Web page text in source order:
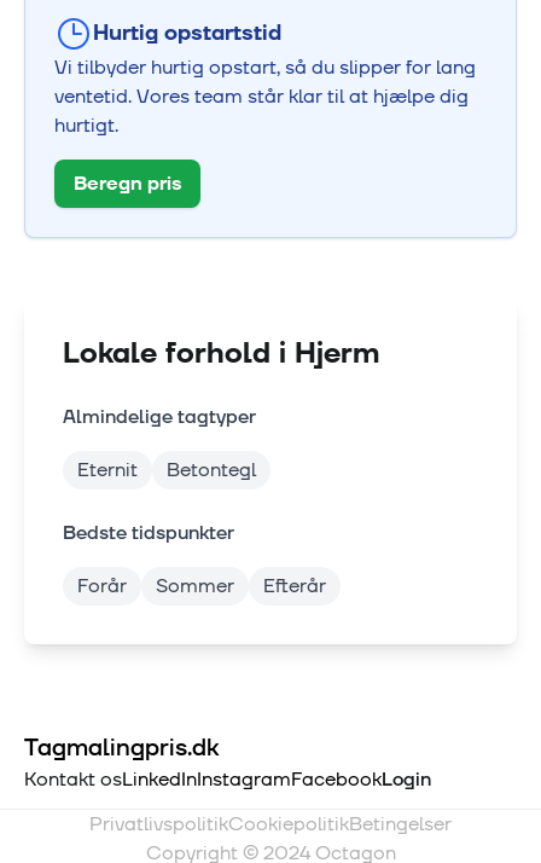
Hurtig opstartstid
Vi tilbyder hurtig opstart, så du slipper for lang
ventetid. Vores team står klar til at hjælpe dig
hurtigt.
Beregn pris
Lokale forhold i Hjerm
Almindelige tagtyper
Eternit
Betontegl
Bedste tidspunkter
Forår
Sommer Efterår
Tagmalingpris.dk
Kontakt osLinkedInInstagramFacebookLogin
PrivatlivspolitikCookiepolitikBetingelser
Copyright © 2024 Octagon